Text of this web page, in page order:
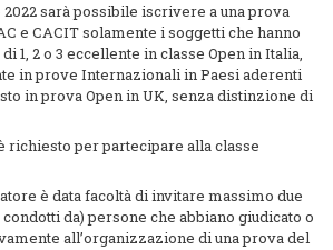
2022 sarà possibile iscrivere a una prova
e CACIT solamente i soggetti che hanno
1, 2 o 3 eccellente in classe Open in Italia,
in prove Internazionali in Paesi aderenti
in prova Open in UK, senza distinzione di
richiesto per partecipare alla classe
è data facoltà di invitare massimo due
da) persone che abbiano giudicato o
all’organizzazione di una prova del